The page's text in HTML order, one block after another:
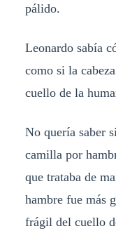
pálido.
Leonardo sabía
como si la
cuello de la
No quería saber
camilla por
que trataba de
hambre fue más
frágil del cuello